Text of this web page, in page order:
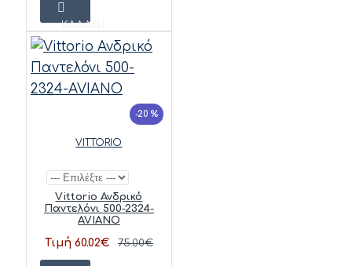
ΚΑΛΆΘΙ
-20 %
VITTORIO
Vittorio Ανδρικό
Παντελόνι 500-2324-
AVIANO
Τιμή 60.02€ 75.00€